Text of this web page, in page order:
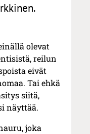
olevat
reilun
eivät
Tai ehkä
siitä,
näyttää.
joka